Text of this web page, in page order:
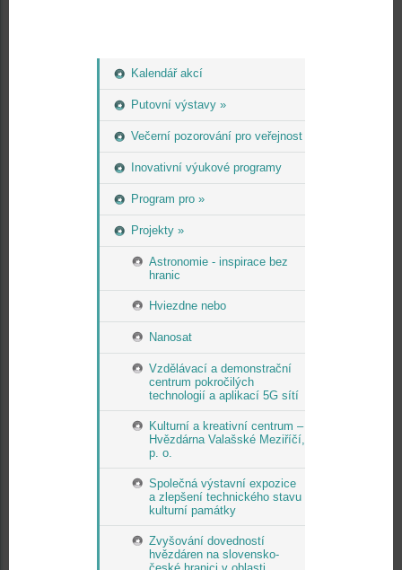
Kalendář akcí
Putovní výstavy »
Večerní pozorování pro veřejnost
Inovativní výukové programy
Program pro »
Projekty »
Astronomie - inspirace bez
hranic
Hviezdne nebo
Nanosat
Vzdělávací a demonstrační
centrum pokročilých
technologií a aplikací 5G sítí
Kulturní a kreativní centrum –
Hvězdárna Valašské Meziříčí,
p. o.
Společná výstavní expozice
a zlepšení technického stavu
kulturní památky
Zvyšování dovedností
hvězdáren na slovensko-